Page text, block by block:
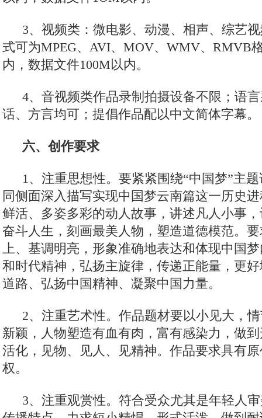
3、视频类：微电影、动漫、相声、综艺
式可为MPEG、AVI、MOV、WMV、RMVB
内，数据文件100M以内。
4、音视频类作品录制拍摄设备不限；语
话、方言均可；提倡作品配以中文简体字幕。
六、创作要求
1、注重思想性。要紧紧围绕“中国梦”主
同侧面深入描写实现中国梦云南篇这一历史
鲜活、多姿多彩的动人故事，讲述凡人小事
奋斗人生，刻画最美人物，塑造道德模范。
上、基调明亮，形象准确地表达和体现中国
和时代精神，弘扬主旋律，传递正能量，更
道路、弘扬中国精神、凝聚中国力量。
2、注重艺术性。作品题材要以小见大，
新颖，人物塑造有血有肉，富有感染力，做
活化，见物、见人、见精神。作品要求具有
权。
3、注重观赏性。符合受众尤其是年轻人